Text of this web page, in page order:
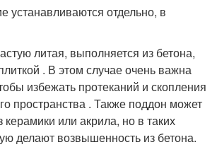
устанавливаются отдельно, в
литая, выполняется из бетона,
. В этом случае очень важна
избежать протеканий и скопления
пространства . Также поддон может
или акрила, но в таких
делают возвышенность из бетона.